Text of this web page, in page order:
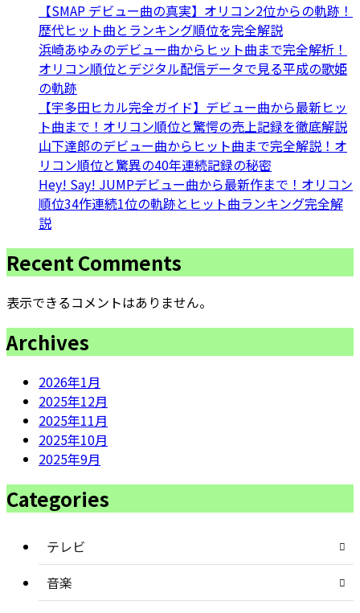
【SMAP デビュー曲の真実】オリコン2位からの軌跡！
歴代ヒット曲とランキング順位を完全解説
浜崎あゆみのデビュー曲からヒット曲まで完全解析！
オリコン順位とデジタル配信データで見る平成の歌姫
の軌跡
【宇多田ヒカル完全ガイド】デビュー曲から最新ヒッ
ト曲まで！オリコン順位と驚愕の売上記録を徹底解説
山下達郎のデビュー曲からヒット曲まで完全解説！オ
リコン順位と驚異の40年連続記録の秘密
Hey! Say! JUMPデビュー曲から最新作まで！オリコン
順位34作連続1位の軌跡とヒット曲ランキング完全解
説
Recent Comments
表示できるコメントはありません。
Archives
2026年1月
2025年12月
2025年11月
2025年10月
2025年9月
Categories
テレビ
音楽